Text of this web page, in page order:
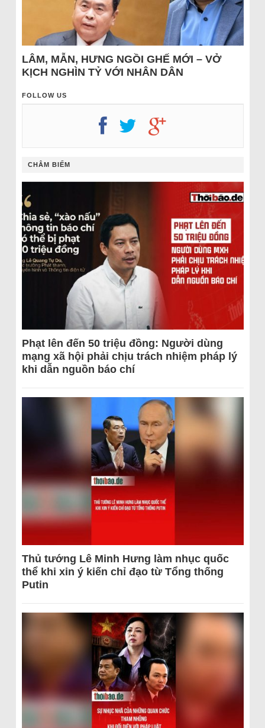
LÂM, MẪN, HƯNG NGỒI GHẾ MỚI – VỞ
KỊCH NGHÌN TỶ VỚI NHÂN DÂN
FOLLOW US
CHÂM BIẾM
Phạt lên đến 50 triệu đồng: Người dùng
mạng xã hội phải chịu trách nhiệm pháp lý
khi dẫn nguồn báo chí
Thủ tướng Lê Minh Hưng làm nhục quốc
thể khi xin ý kiến chỉ đạo từ Tổng thống
Putin